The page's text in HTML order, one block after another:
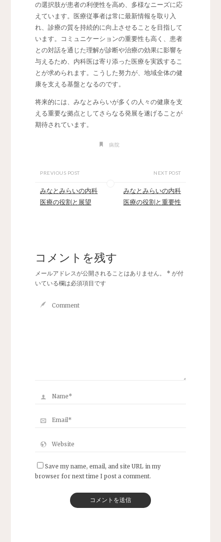
の選択肢が患者の利便性を高め、多様なニーズに応
えています。医療従事者は常に最新情報を取り入
れ、診療の質を持続的に向上させることを目指して
います。コミュニケーションの重要性も高く、患者
との対話を通じた理解が診断や治療の効果に影響を
与えるため、内科医は寄り添った医療を実践するこ
とが求められます。こうした努力が、地域全体の健
康を支える基盤となるのです。
将来的には、みなとみらいが多くの人々の健康を支
える重要な拠点としてさらなる発展を遂げることが
期待されています。
病院
PREVIOUS POST
みなとみらいの内科
医療の役割と展望
NEXT POST
みなとみらいの内科
医療の役割と重要性
コメントを残す
メールアドレスが公開されることはありません。 *が付
いている欄は必須項目です
Save my name, email, and site URL in my
browser for next time I post a comment.